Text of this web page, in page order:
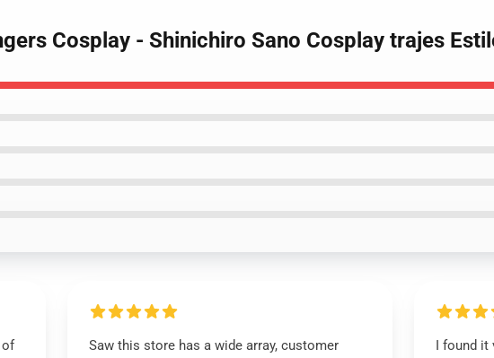
Cosplay - Shinichiro Sano Cosplay trajes
of
Saw this store has a wide array, customer
I found it